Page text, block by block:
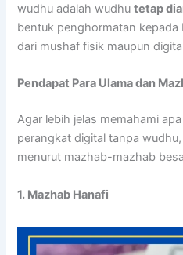
wudhu adalah wudhutetap
bentuk penghormatan kepada
dari mushaf fisik maupun
Pendapat Para Ulama dan
Agar lebih jelas memahami
perangkat digital tanpa
menurut mazhab-mazhab
1. Mazhab Hanafi